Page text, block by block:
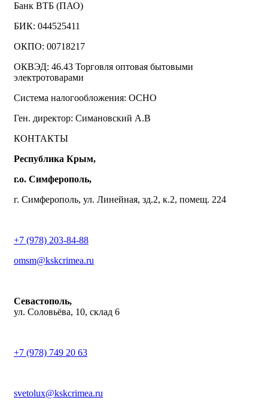
Банк ВТБ (ПАО)
БИК: 044525411
ОКПО: 00718217
ОКВЭД: 46.43 Торговля оптовая бытовыми
электротоварами
Система налогообложения: ОСНО
Ген. директор: Симановский А.В
КОНТАКТЫ
Республика Крым,
г.о. Симферополь,
г. Симферополь, ул. Линейная, зд.2, к.2, помещ. 224
+7 (978) 203-84-88
omsm@kskcrimea.ru
Севастополь,
ул. Соловьёва, 10, склад 6
+7 (978) 749 20 63
svetolux@kskcrimea.ru